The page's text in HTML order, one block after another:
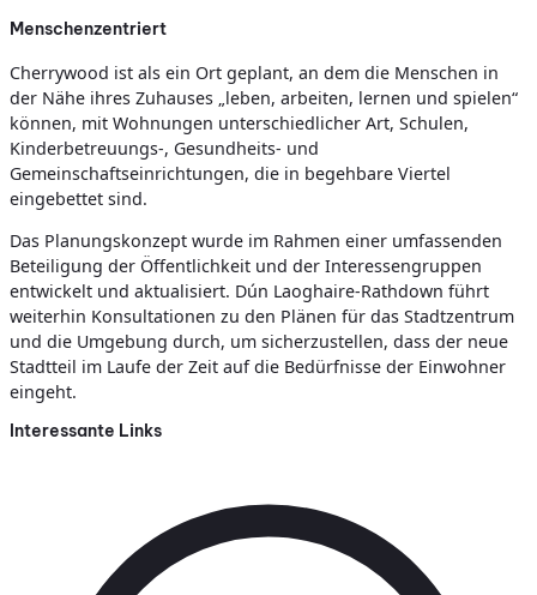
Menschenzentriert
Cherrywood ist als ein Ort geplant, an dem die Menschen in
der Nähe ihres Zuhauses „leben, arbeiten, lernen und spielen“
können, mit Wohnungen unterschiedlicher Art, Schulen,
Kinderbetreuungs-, Gesundheits- und
Gemeinschaftseinrichtungen, die in begehbare Viertel
eingebettet sind.
Das Planungskonzept wurde im Rahmen einer umfassenden
Beteiligung der Öffentlichkeit und der Interessengruppen
entwickelt und aktualisiert. Dún Laoghaire-Rathdown führt
weiterhin Konsultationen zu den Plänen für das Stadtzentrum
und die Umgebung durch, um sicherzustellen, dass der neue
Stadtteil im Laufe der Zeit auf die Bedürfnisse der Einwohner
eingeht.
Interessante Links